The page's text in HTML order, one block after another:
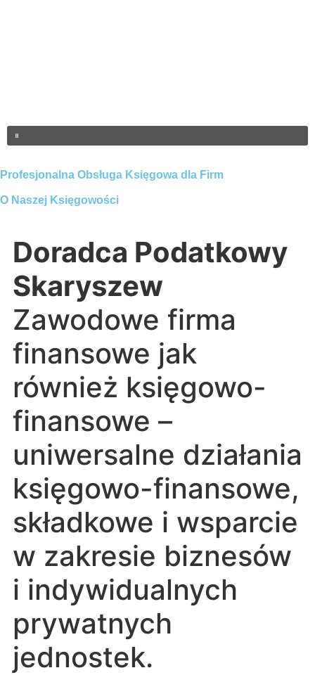
Profesjonalna Obsługa Księgowa dla Firm
O Naszej Księgowości
Doradca Podatkowy
Skaryszew
Zawodowe firma
finansowe jak
również księgowo-
finansowe –
uniwersalne działania
księgowo-finansowe,
składkowe i wsparcie
w zakresie biznesów
i indywidualnych
prywatnych
jednostek.